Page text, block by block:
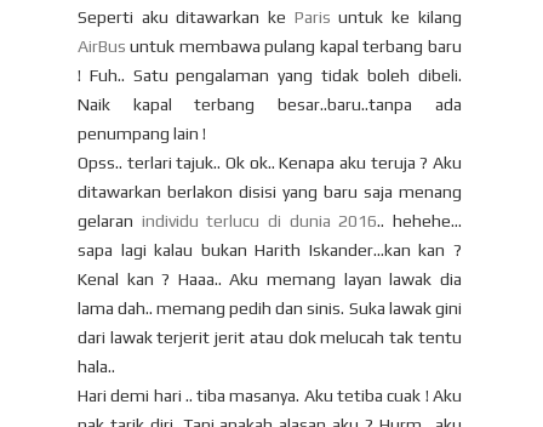
Seperti aku ditawarkan ke Paris untuk ke kilang
AirBus untuk membawa pulang kapal terbang baru
! Fuh.. Satu pengalaman yang tidak boleh dibeli.
Naik kapal terbang besar..baru..tanpa ada
penumpang lain !
Opss.. terlari tajuk.. Ok ok.. Kenapa aku teruja ? Aku
ditawarkan berlakon disisi yang baru saja menang
gelaran individu terlucu di dunia 2016.. hehehe...
sapa lagi kalau bukan Harith Iskander...kan kan ?
Kenal kan ? Haaa.. Aku memang layan lawak dia
lama dah.. memang pedih dan sinis. Suka lawak gini
dari lawak terjerit jerit atau dok melucah tak tentu
hala..
Hari demi hari .. tiba masanya. Aku tetiba cuak ! Aku